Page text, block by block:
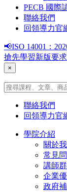
PECB 國際
聯絡我們
回領導力官
📢ISO 14001：
搶先學習新版要求
×
聯絡我們
回領導力官
學院介紹
關於
常見
講師
企業
政府